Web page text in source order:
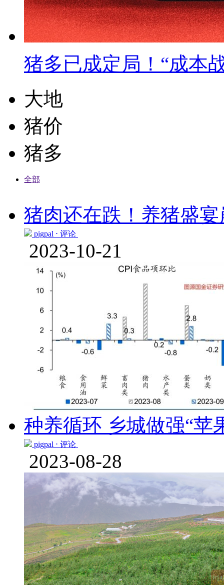
猪多已成定局！“成本
大地
猪价
猪多
全部
猪肉还在跌！养猪盛
pigpal ⋅ 评论
2023-10-21
种养循环 乡城做强“苹
pigpal ⋅ 评论
2023-08-28